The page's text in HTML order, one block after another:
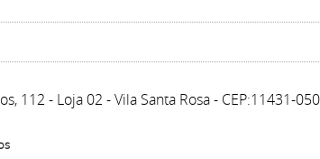
112 - Loja 02 - Vila Santa Rosa - CEP:11431-